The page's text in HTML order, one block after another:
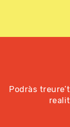
Podràs